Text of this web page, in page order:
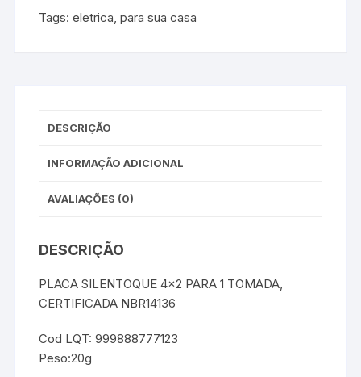
Tags:eletrica ,para sua casa
DESCRIÇÃO
INFORMAÇÃO ADICIONAL
AVALIAÇÕES (0)
DESCRIÇÃO
PLACA SILENTOQUE 4×2 PARA 1 TOMADA,
CERTIFICADA NBR14136
Cod LQT: 999888777123
Peso:20g